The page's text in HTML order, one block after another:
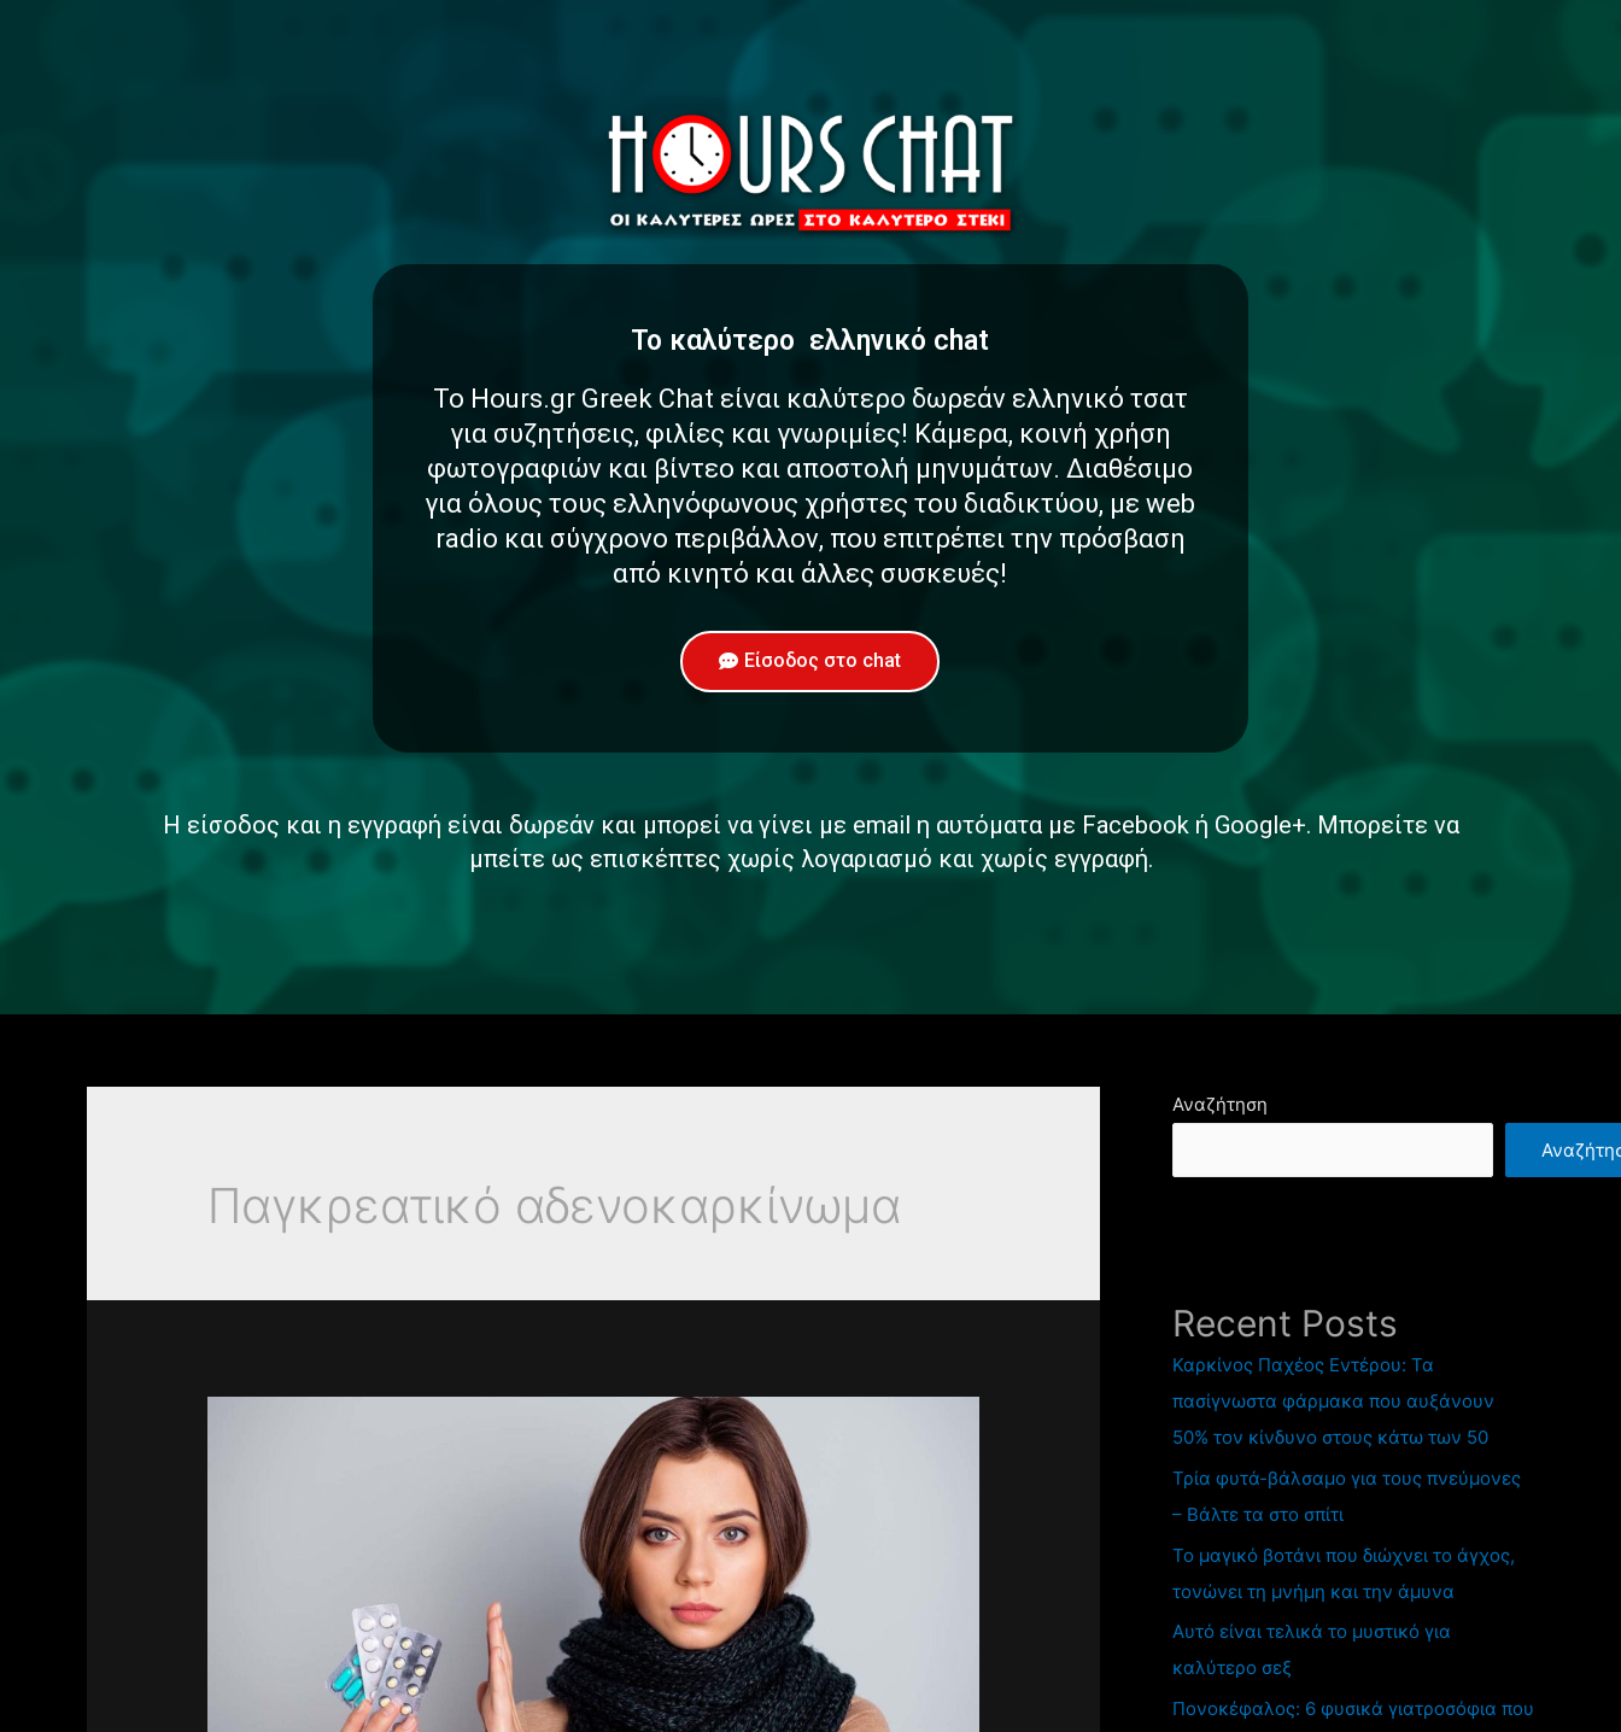
To καλύτερο ασ φ ελληνικό chat
Το Hours.gr Greek Chat είναι καλύτερο δωρεάν ελληνικό τσατ
για συζητήσεις, φιλίες και γνωριμίες! Κάμερα, κοινή χρήση
φωτογραφιών και βίντεο και αποστολή μηνυμάτων. Διαθέσιμο
για όλους τους ελληνόφωνους χρήστες του διαδικτύου, με web
radio και σύγχρονο περιβάλλον, που επιτρέπει την πρόσβαση
από κινητό και άλλες συσκευές!
Είσοδος στο chat
Η είσοδος και η εγγραφή είναι δωρεάν και μπορεί να γίνει με email η αυτόματα με Facebook ή Google+. Μπορείτε να
μπείτε ως επισκέπτες χωρίς λογαριασμό και χωρίς εγγραφή.
Παγκρεατικό αδενοκαρκίνωμα
Αναζήτηση
Recent Posts
Καρκίνος Παχέος Εντέρου: Τα
πασίγνωστα φάρμακα που αυξάνουν
50% τον κίνδυνο στους κάτω των 50
Τρία φυτά-βάλσαμο για τους πνεύμονες
– Βάλτε τα στο σπίτι
Το μαγικό βοτάνι που διώχνει το άγχος,
τονώνει τη μνήμη και την άμυνα
Αυτό είναι τελικά το μυστικό για
καλύτερο σεξ
Πονοκέφαλος: 6 φυσικά γιατροσόφια που